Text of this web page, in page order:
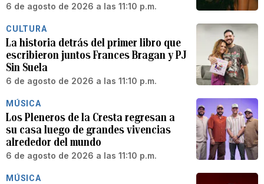
6 de agosto de 2026 a las 11:10 p.m.
CULTURA
La historia detrás del primer libro que
escribieron juntos Frances Bragan y PJ
Sin Suela
6 de agosto de 2026 a las 11:10 p.m.
MÚSICA
Los Pleneros de la Cresta regresan a
su casa luego de grandes vivencias
alrededor del mundo
6 de agosto de 2026 a las 11:10 p.m.
MÚSICA